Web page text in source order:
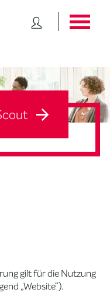
gilt für die Nutzung
„Website“).